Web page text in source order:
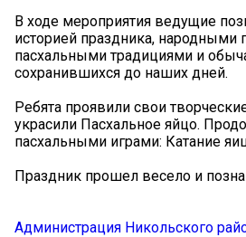
В ходе мероприятия ведущие
историей праздника, народными
пасхальными традициями и
сохранившихся до наших дней.
Ребята проявили свои
украсили Пасхальное яйцо.
пасхальными играми: Катание
Праздник прошел весело и
Администрация Никольского